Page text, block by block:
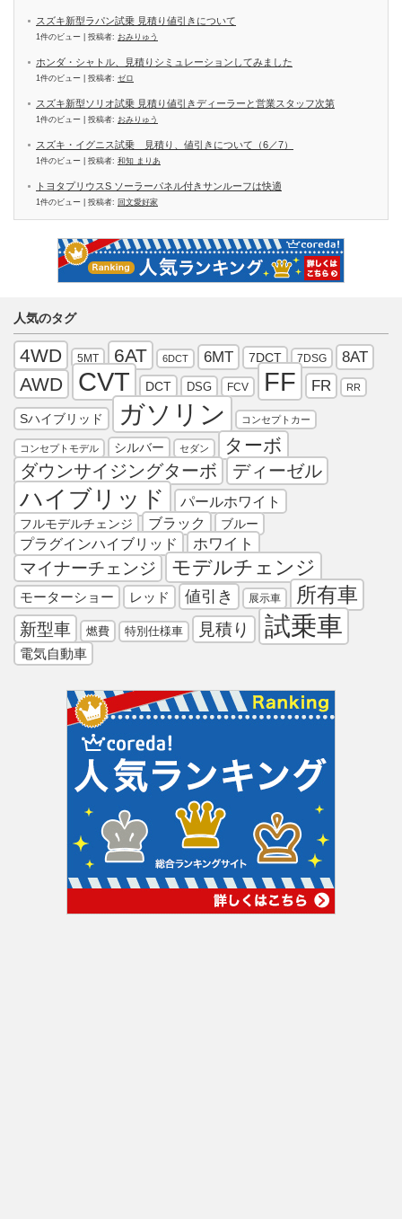
スズキ新型ラパン試乗 見積り値引きについて
1件のビュー 投稿者: おみりゅう
ホンダ・シャトル、見積りシミュレーションしてみました
1件のビュー 投稿者: ゼロ
スズキ新型ソリオ試乗 見積り値引きディーラーと営業スタッフ次第
1件のビュー 投稿者: おみりゅう
スズキ・イグニス試乗 見積り、値引きについて（6／7）
1件のビュー 投稿者: 和知 まりあ
トヨタプリウスS ソーラーパネル付きサンルーフは快適
1件のビュー 投稿者: 回文愛好家
人気のタグ
4WD 5MT 6AT 6DCT 6MT 7DCT 7DSG 8AT
AWD CVT DCT DSG FCV FF FR RR
Sハイブリッド ガソリン コンセプトカー
コンセプトモデル シルバー セダン ターボ
ダウンサイジングターボ ディーゼル
ハイブリッド パールホワイト
フルモデルチェンジ ブラック ブルー
プラグインハイブリッド ホワイト
マイナーチェンジ モデルチェンジ
モーターショー レッド 値引き 展示車 所有車
新型車 燃費 特別仕様車 見積り 試乗車
電気自動車